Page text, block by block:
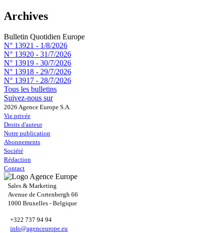
Archives
Bulletin Quotidien Europe
N° 13921 - 1/8/2026
N° 13920 - 31/7/2026
N° 13919 - 30/7/2026
N° 13918 - 29/7/2026
N° 13917 - 28/7/2026
Tous les bulletins
Suivez-nous sur
2026 Agence Europe S.A.
Vie privée
Droits d'auteur
Notre publication
Abonnements
Société
Rédaction
Contact
Sales & Marketing
Avenue de Cortenbergh 66
1000 Bruxelles - Belgique
+322 737 94 94
info@agenceurope.eu